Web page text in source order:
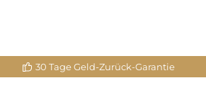
30 Tage Geld-Zurück-Garantie